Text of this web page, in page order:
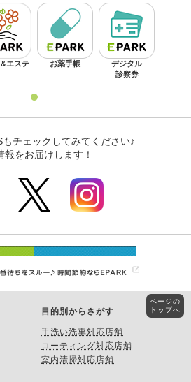
目的別からさがす
手洗い洗車対応店舗
コーティング対応店舗
室内清掃対応店舗
ページの
トップへ